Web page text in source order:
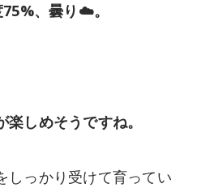
、曇り☁️。
しめそうですね。
しっかり受けて育ってい